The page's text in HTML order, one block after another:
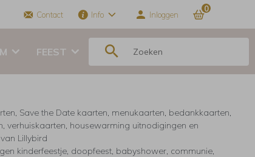
Contact Info Inloggen
0
FEEST
Save the Date kaarten, menukaarten, bedankkaarten,
verhuiskaarten, housewarming uitnodigingen en
Lillybird
kinderfeestje, doopfeest, babyshower, communie,